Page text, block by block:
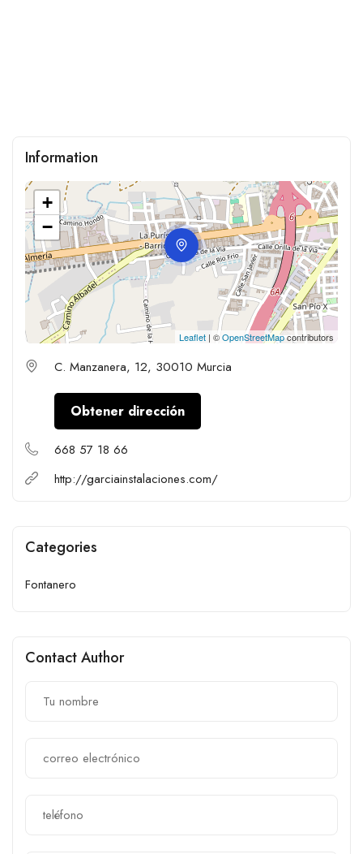
Information
+
−
Leaflet | ©OpenStreetMapcontributors
C. Manzanera, 12, 30010 Murcia
Obtener dirección
668 57 18 66
http://garciainstalaciones.com/
Categories
Fontanero
Contact Author